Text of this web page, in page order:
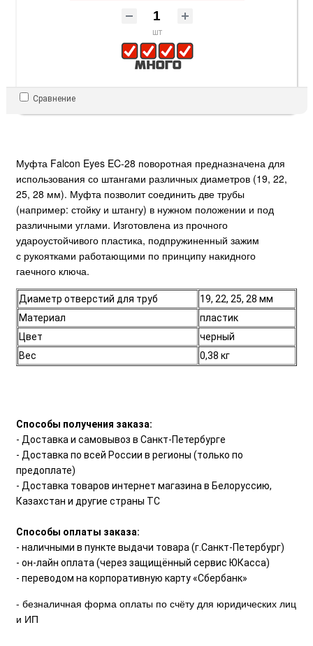
шт
Сравнение
Муфта Falcon Eyes EC-28 поворотная предназначена для
использования со штангами различных диаметров (19, 22,
25, 28 мм). Муфта позволит соединить две трубы
(например: стойку и штангу) в нужном положении и под
различными углами. Изготовлена из прочного
удароустойчивого пластика, подпружиненный зажим
с рукоятками работающими по принципу накидного
гаечного ключа.
Диаметр отверстий для труб
19, 22, 25, 28 мм
Материал
пластик
Цвет
черный
Вес
0,38 кг
Способы получения заказа:
- Доставка и самовывоз в Санкт-Петербурге
- Доставка по всей России в регионы (только по
предоплате)
- Доставка товаров интернет магазина в Белоруссию,
Казахстан и другие страны ТС
Способы оплаты заказа:
- наличными в пункте выдачи товара (г.Санкт-Петербург)
- он-лайн оплата (через защищённый сервис ЮКасса)
- переводом на корпоративную карту «Сбербанк»
- безналичная форма оплаты по счёту для юридических лиц
и ИП